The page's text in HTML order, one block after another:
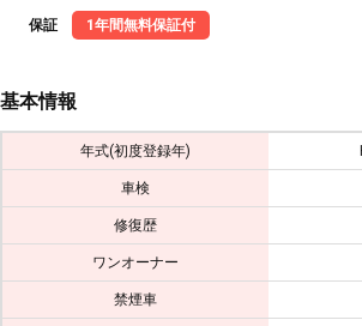
保証 1年間無料保証付
基本情報
年式(初度登録年)
車検
修復歴
ワンオーナー
禁煙車